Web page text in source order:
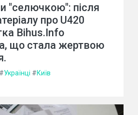
"селючкою": після
про U420
Bihus.Info
що стала жертвою
#Українці #Київ